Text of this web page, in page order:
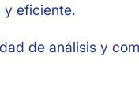
y eficiente.
de análisis y